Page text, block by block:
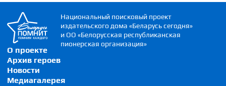
О проекте
Архив героев
Новости
Медиагалерея
Национальный поисковый проект
издательского дома «Беларусь сегодня»
и ОО «Белорусская республиканская
пионерская организация»